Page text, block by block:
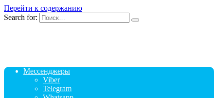
Перейти к содержанию
Search for:
Мессенджеры
Viber
Telegram